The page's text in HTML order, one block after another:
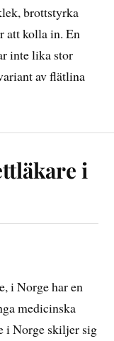
brottstyrka
att kolla in. En
inte lika stor
av flätlina
i
i Norge har en
medicinska
i Norge skiljer sig